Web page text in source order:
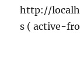
http://
s ( active-